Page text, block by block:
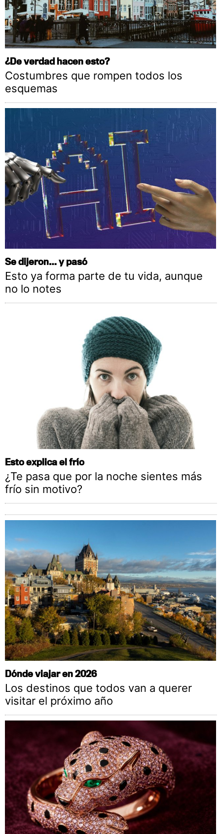
¿De verdad hacen esto?
Costumbres que rompen todos los
esquemas
Se dijeron… y pasó
Esto ya forma parte de tu vida, aunque
no lo notes
Esto explica el frío
¿Te pasa que por la noche sientes más
frío sin motivo?
Dónde viajar en 2026
Los destinos que todos van a querer
visitar el próximo año